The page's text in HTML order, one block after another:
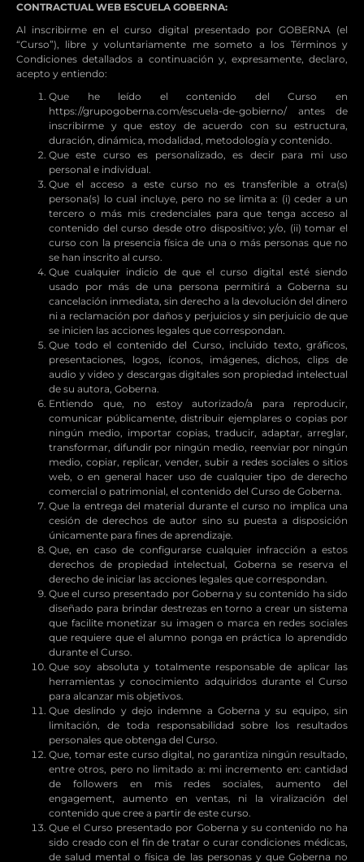
CONTRACTUAL WEB ESCUELA GOBERNA:
Al inscribirme en el curso digital presentado por GOBERNA (el
“Curso”), libre y voluntariamente me someto a los Términos y
Condiciones detallados a continuación y, expresamente, declaro,
acepto y entiendo:
Que he leído el contenido del Curso en
https://grupogoberna.com/escuela-de-gobierno/ antes de
inscribirme y que estoy de acuerdo con su estructura,
duración, dinámica, modalidad, metodología y contenido.
Que este curso es personalizado, es decir para mi uso
personal e individual.
Que el acceso a este curso no es transferible a otra(s)
persona(s) lo cual incluye, pero no se limita a: (i) ceder a un
tercero o más mis credenciales para que tenga acceso al
contenido del curso desde otro dispositivo; y/o, (ii) tomar el
curso con la presencia física de una o más personas que no
se han inscrito al curso.
Que cualquier indicio de que el curso digital esté siendo
usado por más de una persona permitirá a Goberna su
cancelación inmediata, sin derecho a la devolución del dinero
ni a reclamación por daños y perjuicios y sin perjuicio de que
se inicien las acciones legales que correspondan.
Que todo el contenido del Curso, incluido texto, gráficos,
presentaciones, logos, íconos, imágenes, dichos, clips de
audio y video y descargas digitales son propiedad intelectual
de su autora, Goberna.
Entiendo que, no estoy autorizado/a para reproducir,
comunicar públicamente, distribuir ejemplares o copias por
ningún medio, importar copias, traducir, adaptar, arreglar,
transformar, difundir por ningún medio, reenviar por ningún
medio, copiar, replicar, vender, subir a redes sociales o sitios
web, o en general hacer uso de cualquier tipo de derecho
comercial o patrimonial, el contenido del Curso de Goberna.
Que la entrega del material durante el curso no implica una
cesión de derechos de autor sino su puesta a disposición
únicamente para fines de aprendizaje.
Que, en caso de configurarse cualquier infracción a estos
derechos de propiedad intelectual, Goberna se reserva el
derecho de iniciar las acciones legales que correspondan.
Que el curso presentado por Goberna y su contenido ha sido
diseñado para brindar destrezas en torno a crear un sistema
que facilite monetizar su imagen o marca en redes sociales
que requiere que el alumno ponga en práctica lo aprendido
durante el Curso.
Que soy absoluta y totalmente responsable de aplicar las
herramientas y conocimiento adquiridos durante el Curso
para alcanzar mis objetivos.
Que deslindo y dejo indemne a Goberna y su equipo, sin
limitación, de toda responsabilidad sobre los resultados
personales que obtenga del Curso.
Que, tomar este curso digital, no garantiza ningún resultado,
entre otros, pero no limitado a: mi incremento en: cantidad
de followers en mis redes sociales, aumento del
engagement, aumento en ventas, ni la viralización del
contenido que cree a partir de este curso.
Que el Curso presentado por Goberna y su contenido no ha
sido creado con el fin de tratar o curar condiciones médicas,
de salud mental o física de las personas y que Goberna no